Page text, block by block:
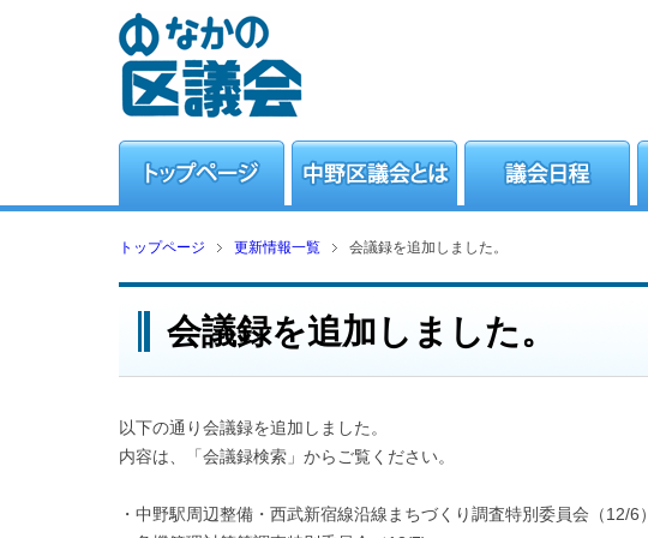
トップページ 更新情報一覧 会議録を追加しました。
会議録を追加しました。
以下の通り会議録を追加しました。
内容は、「会議録検索」からご覧ください。
・中野駅周辺整備・西武新宿線沿線まちづくり調査特別委員会（12/6）